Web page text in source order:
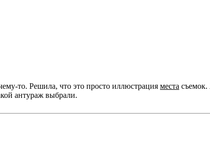
то. Решила, что это просто иллюстрация места
антураж выбрали.